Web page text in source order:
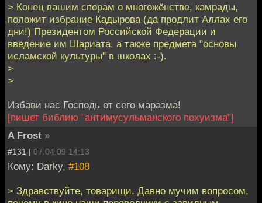
> Конец вашим спорам о многожёнстве, камрады,
положит избрание Кадырова (да продлит Аллах его
дни!) Президентом Российской Федерации и
введение им Шариата, а также предмета "основы
исламской культуры" в школах :-).
>
>
Избави нас Господь от сего маразма!
[пишет библию "антимусульманского похуизма"]
A Frost »
#131 | 07.04.09 14:13
Кому: Darky, #108
> Здравствуйте, товарищи. Давно мучим вопросом,